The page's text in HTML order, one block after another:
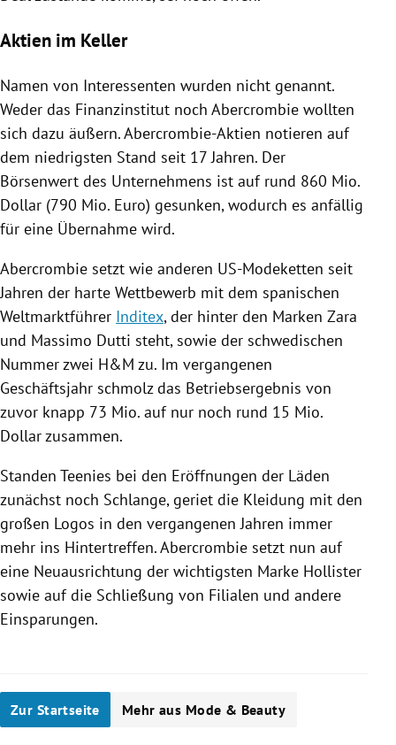
Aktien im Keller
Namen von Interessenten wurden nicht genannt.
Weder das Finanzinstitut noch Abercrombie wollten
sich dazu äußern. Abercrombie-Aktien notieren auf
dem niedrigsten Stand seit 17 Jahren. Der
Börsenwert des Unternehmens ist auf rund 860 Mio.
Dollar (790 Mio. Euro) gesunken, wodurch es anfällig
für eine Übernahme wird.
Abercrombie setzt wie anderen US-Modeketten seit
Jahren der harte Wettbewerb mit dem spanischen
Weltmarktführer Inditex, der hinter den Marken Zara
und Massimo Dutti steht, sowie der schwedischen
Nummer zwei H&M zu. Im vergangenen
Geschäftsjahr schmolz das Betriebsergebnis von
zuvor knapp 73 Mio. auf nur noch rund 15 Mio.
Dollar zusammen.
Standen Teenies bei den Eröffnungen der Läden
zunächst noch Schlange, geriet die Kleidung mit den
großen Logos in den vergangenen Jahren immer
mehr ins Hintertreffen. Abercrombie setzt nun auf
eine Neuausrichtung der wichtigsten Marke Hollister
sowie auf die Schließung von Filialen und andere
Einsparungen.
Zur Startseite Mehr aus Mode & Beauty